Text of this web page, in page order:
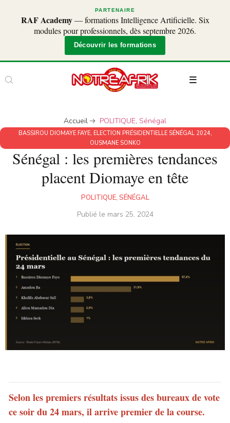
PARTENAIRE
RAF Academy— formations Intelligence Artificielle. Six
modules pour professionnels, dès septembre 2026.
Découvrir les formations
Accueil POLITIQUE, Sénégal
BASSIROU DIOMAYE FAYE, ELECTION PRÉSIDENTIELLE SÉNÉGAL 2024,
OUSMANE SONKO
Sénégal : les premières tendances
placent Diomaye en tête
POLITIQUE, SÉNÉGAL
Publié le mars 25, 2024
Selon les premiers résultats issus des bureaux de vote
ce soir du 24 mars, il arrive premier de la course.